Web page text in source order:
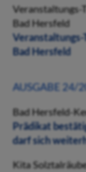
Veranstaltungs-
Bad Hersfeld
Bad Hersfeld
AUSGABE 24/
Bad Hersfeld-
Prädikat
darf sich
Kita